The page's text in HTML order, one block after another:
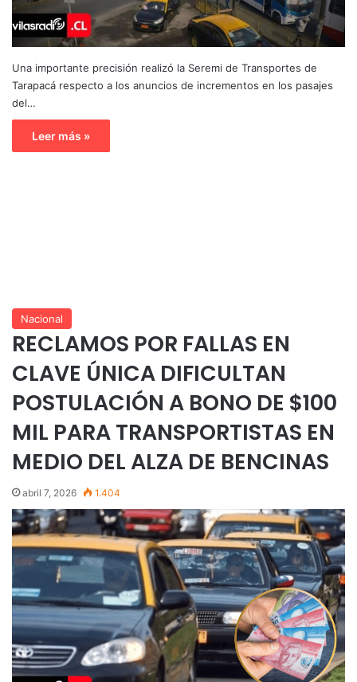
Una importante precisión realizó la Seremi de Transportes de
Tarapacá respecto a los anuncios de incrementos en los pasajes
del…
Leer más »
Nacional
RECLAMOS POR FALLAS EN
CLAVE ÚNICA DIFICULTAN
POSTULACIÓN A BONO DE $100
MIL PARA TRANSPORTISTAS EN
MEDIO DEL ALZA DE BENCINAS
abril 7, 2026 1.404